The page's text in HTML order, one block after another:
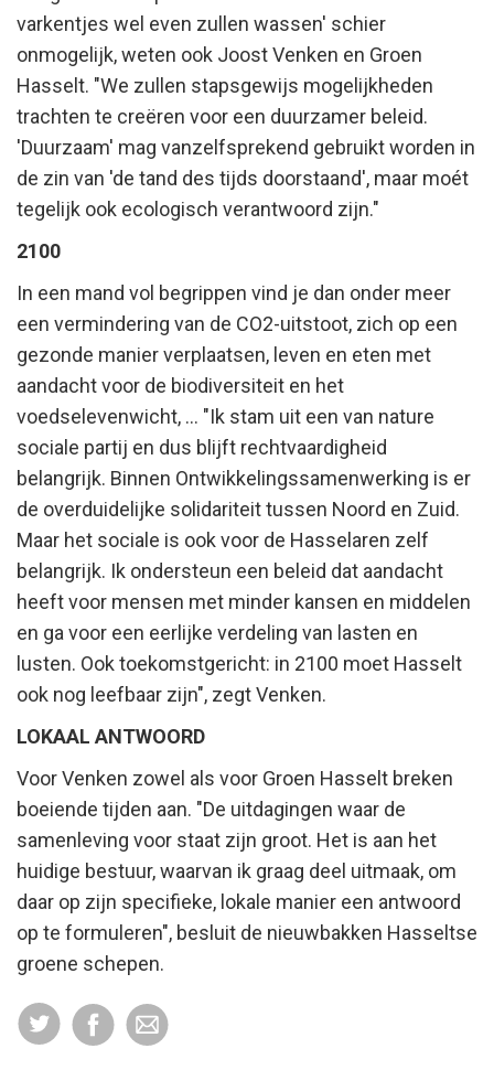
varkentjes wel even zullen wassen' schier
onmogelijk, weten ook Joost Venken en Groen
Hasselt. "We zullen stapsgewijs mogelijkheden
trachten te creëren voor een duurzamer beleid.
'Duurzaam' mag vanzelfsprekend gebruikt worden in
de zin van 'de tand des tijds doorstaand', maar moét
tegelijk ook ecologisch verantwoord zijn."
2100
In een mand vol begrippen vind je dan onder meer
een vermindering van de CO2-uitstoot, zich op een
gezonde manier verplaatsen, leven en eten met
aandacht voor de biodiversiteit en het
voedselevenwicht, ... "Ik stam uit een van nature
sociale partij en dus blijft rechtvaardigheid
belangrijk. Binnen Ontwikkelingssamenwerking is er
de overduidelijke solidariteit tussen Noord en Zuid.
Maar het sociale is ook voor de Hasselaren zelf
belangrijk. Ik ondersteun een beleid dat aandacht
heeft voor mensen met minder kansen en middelen
en ga voor een eerlijke verdeling van lasten en
lusten. Ook toekomstgericht: in 2100 moet Hasselt
ook nog leefbaar zijn", zegt Venken.
LOKAAL ANTWOORD
Voor Venken zowel als voor Groen Hasselt breken
boeiende tijden aan. "De uitdagingen waar de
samenleving voor staat zijn groot. Het is aan het
huidige bestuur, waarvan ik graag deel uitmaak, om
daar op zijn specifieke, lokale manier een antwoord
op te formuleren", besluit de nieuwbakken Hasseltse
groene schepen.